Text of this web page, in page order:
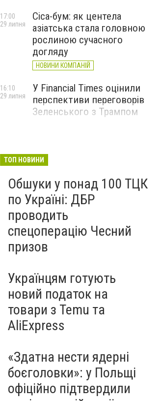
Cica-бум: як центела
азіатська стала головною
рослиною сучасного
догляду
НОВИНИ КОМПАНІЙ
17:00
29 липня
У Financial Times оцінили
перспективи переговорів
Зеленського з Трампом
16:10
29 липня
ТОП НОВИНИ
Обшуки у понад 100 ТЦК
по Україні: ДБР
проводить
спецоперацію Чесний
призов
Українцям готують
новий податок на
товари з Temu та
AliExpress
«Здатна нести ядерні
боєголовки»: у Польщі
офіційно підтвердили